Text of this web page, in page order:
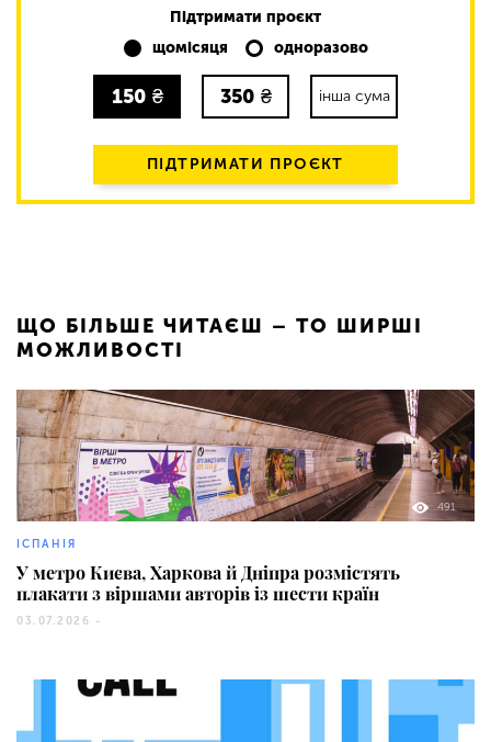
Підтримати проєкт
щомісяця
одноразово
150 ₴ 350 ₴ інша сума
ПІДТРИМАТИ ПРОЄКТ
ЩО БІЛЬШЕ ЧИТАЄШ – ТО ШИРШІ
МОЖЛИВОСТІ
491
ІСПАНІЯ
У метро Києва, Харкова й Дніпра розмістять
плакати з віршами авторів із шести країн
03.07.2026 -